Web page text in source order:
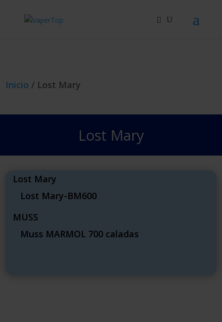
productos
Inicio / Lost Mary
Lost Mary
Lost Mary
Lost Mary-BM600
MUSS
Muss MARMOL 700 caladas